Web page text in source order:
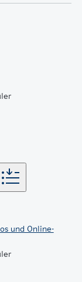
und Online-